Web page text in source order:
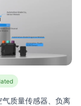
质量传感器、负离